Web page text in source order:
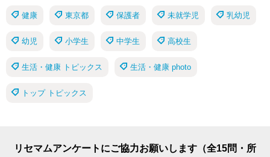
健康 東京都 保護者 未就学児 乳幼児
幼児 小学生 中学生 高校生
生活・健康 トピックス 生活・健康 photo
トップ トピックス
リセマムアンケートにご協力お願いします（全15問・所